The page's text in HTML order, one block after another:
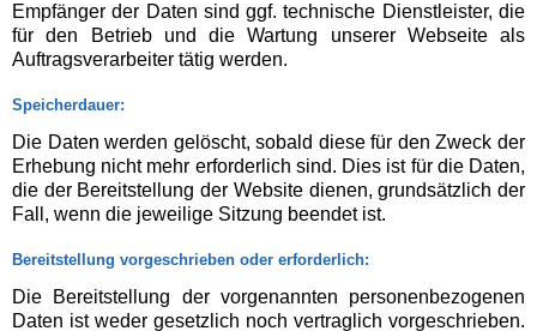
Empfänger der Daten sind ggf. technische Dienstleister, die
für den Betrieb und die Wartung unserer Webseite als
Auftragsverarbeiter tätig werden.
Speicherdauer:
Die Daten werden gelöscht, sobald diese für den Zweck der
Erhebung nicht mehr erforderlich sind. Dies ist für die Daten,
die der Bereitstellung der Website dienen, grundsätzlich der
Fall, wenn die jeweilige Sitzung beendet ist.
Bereitstellung vorgeschrieben oder erforderlich:
Die Bereitstellung der vorgenannten personenbezogenen
Daten ist weder gesetzlich noch vertraglich vorgeschrieben.